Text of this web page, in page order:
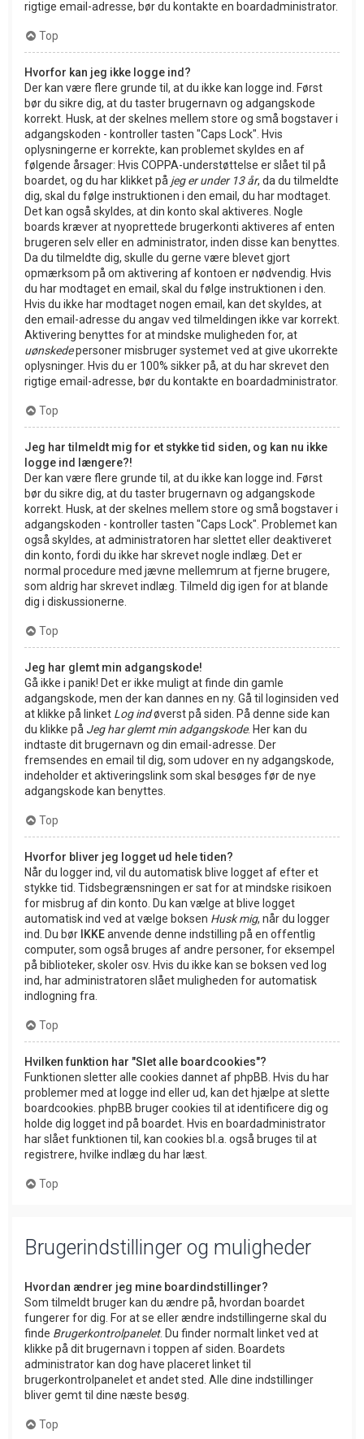
rigtige email-adresse, bør du kontakte en boardadministrator.
Top
Hvorfor kan jeg ikke logge ind?
Der kan være flere grunde til, at du ikke kan logge ind. Først
bør du sikre dig, at du taster brugernavn og adgangskode
korrekt. Husk, at der skelnes mellem store og små bogstaver i
adgangskoden - kontroller tasten "Caps Lock". Hvis
oplysningerne er korrekte, kan problemet skyldes en af
følgende årsager: Hvis COPPA-understøttelse er slået til på
boardet, og du har klikket på jeg er under 13 år, da du tilmeldte
dig, skal du følge instruktionen i den email, du har modtaget.
Det kan også skyldes, at din konto skal aktiveres. Nogle
boards kræver at nyoprettede brugerkonti aktiveres af enten
brugeren selv eller en administrator, inden disse kan benyttes.
Da du tilmeldte dig, skulle du gerne være blevet gjort
opmærksom på om aktivering af kontoen er nødvendig. Hvis
du har modtaget en email, skal du følge instruktionen i den.
Hvis du ikke har modtaget nogen email, kan det skyldes, at
den email-adresse du angav ved tilmeldingen ikke var korrekt.
Aktivering benyttes for at mindske muligheden for, at
uønskedepersoner misbruger systemet ved at give ukorrekte
oplysninger. Hvis du er 100% sikker på, at du har skrevet den
rigtige email-adresse, bør du kontakte en boardadministrator.
Top
Jeg har tilmeldt mig for et stykke tid siden, og kan nu ikke
logge ind længere?!
Der kan være flere grunde til, at du ikke kan logge ind. Først
bør du sikre dig, at du taster brugernavn og adgangskode
korrekt. Husk, at der skelnes mellem store og små bogstaver i
adgangskoden - kontroller tasten "Caps Lock". Problemet kan
også skyldes, at administratoren har slettet eller deaktiveret
din konto, fordi du ikke har skrevet nogle indlæg. Det er
normal procedure med jævne mellemrum at fjerne brugere,
som aldrig har skrevet indlæg. Tilmeld dig igen for at blande
dig i diskussionerne.
Top
Jeg har glemt min adgangskode!
Gå ikke i panik! Det er ikke muligt at finde din gamle
adgangskode, men der kan dannes en ny. Gå til loginsiden ved
at klikke på linket Log indøverst på siden. På denne side kan
du klikke på Jeg har glemt min adgangskode. Her kan du
indtaste dit brugernavn og din email-adresse. Der
fremsendes en email til dig, som udover en ny adgangskode,
indeholder et aktiveringslink som skal besøges før de nye
adgangskode kan benyttes.
Top
Hvorfor bliver jeg logget ud hele tiden?
Når du logger ind, vil du automatisk blive logget af efter et
stykke tid. Tidsbegrænsningen er sat for at mindske risikoen
for misbrug af din konto. Du kan vælge at blive logget
automatisk ind ved at vælge boksen Husk mig, når du logger
ind. Du bør IKKEanvende denne indstilling på en offentlig
computer, som også bruges af andre personer, for eksempel
på biblioteker, skoler osv. Hvis du ikke kan se boksen ved log
ind, har administratoren slået muligheden for automatisk
indlogning fra.
Top
Hvilken funktion har "Slet alle boardcookies"?
Funktionen sletter alle cookies dannet af phpBB. Hvis du har
problemer med at logge ind eller ud, kan det hjælpe at slette
boardcookies. phpBB bruger cookies til at identificere dig og
holde dig logget ind på boardet. Hvis en boardadministrator
har slået funktionen til, kan cookies bl.a. også bruges til at
registrere, hvilke indlæg du har læst.
Top
Brugerindstillinger og muligheder
Hvordan ændrer jeg mine boardindstillinger?
Som tilmeldt bruger kan du ændre på, hvordan boardet
fungerer for dig. For at se eller ændre indstillingerne skal du
finde Brugerkontrolpanelet. Du finder normalt linket ved at
klikke på dit brugernavn i toppen af siden. Boardets
administrator kan dog have placeret linket til
brugerkontrolpanelet et andet sted. Alle dine indstillinger
bliver gemt til dine næste besøg.
Top